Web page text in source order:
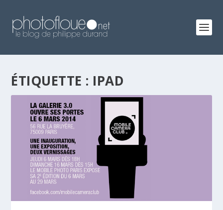
ÉTIQUETTE : IPAD